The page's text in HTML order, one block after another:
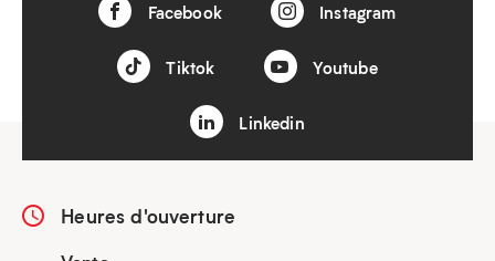
Facebook Instagram
Tiktok Youtube
Linkedin
Heures d'ouverture